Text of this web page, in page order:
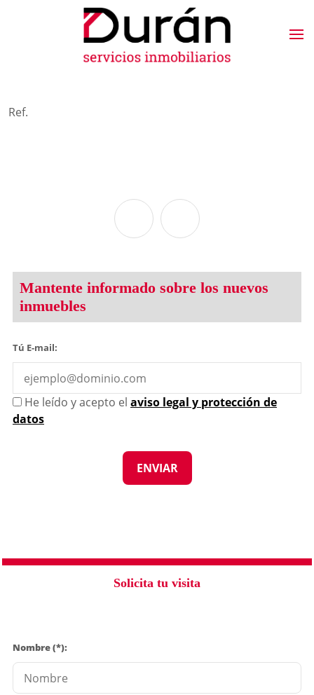
Ref.
Solicita tu visita
Nombre (*):
Mantente informado sobre los nuevos
inmuebles
Tú E-mail:
He leído y acepto el aviso legal y protección de
datos